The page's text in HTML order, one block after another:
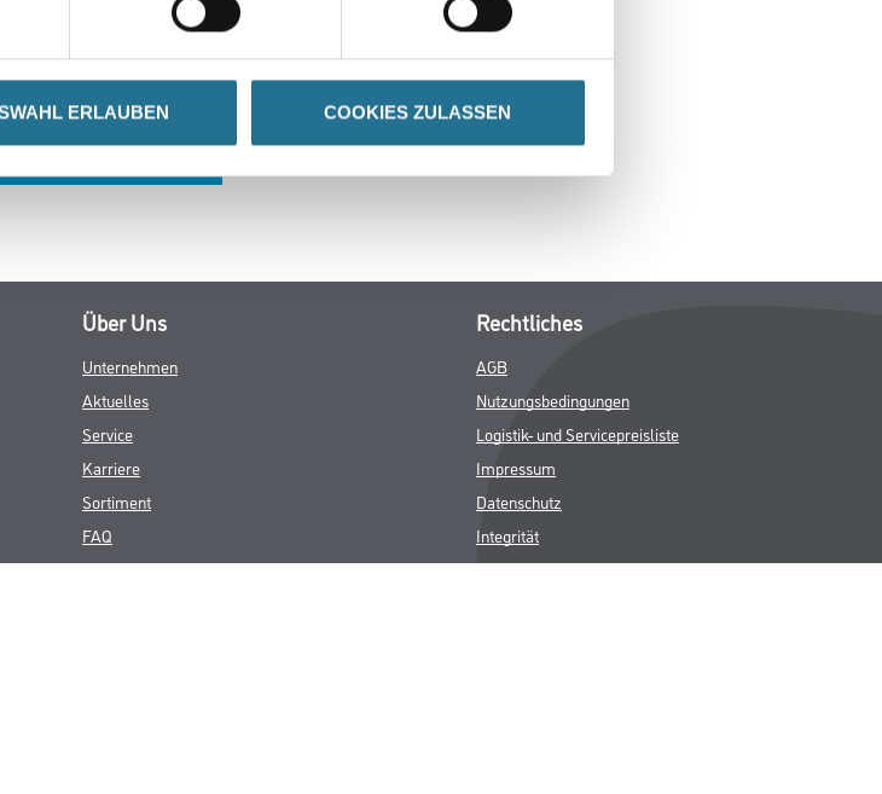
ERLAUBEN COOKIES ZULASSEN
und werden das Problem so schnell wie möglich beheben.
Online-Shop und lassen Sie sich inspirieren.
Über Uns
Unternehmen
Aktuelles
Service
Karriere
Sortiment
FAQ
Rechtliches
AGB
Nutzungsbedingungen
Logistik- und Servicepreisliste
Impressum
Datenschutz
Integrität
Kontakt